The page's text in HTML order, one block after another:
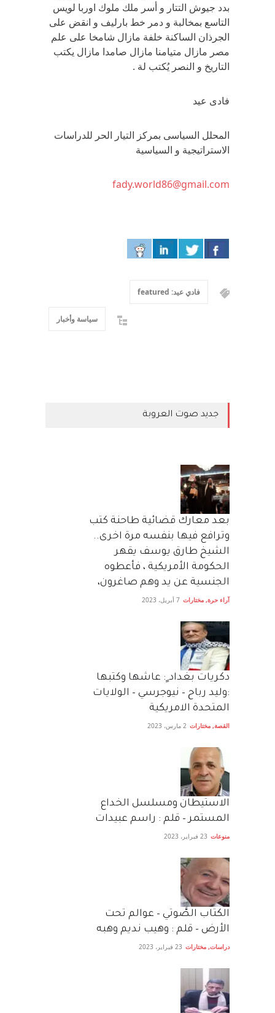
بدد جيوش التتار و أسر ملك ملوك اوربا لويس
التاسع بمخالبة و دمر خط بارليف و انقض على
الجرذان الساكنة خلفة مازال شامخا على علم
مصر مازال متيامنا مازال صامدا مازال يكتب
التاريخ و النصر يُكتب لة .
فادى عيد
المحلل السياسى بمركز التيار الحر للدراسات
الاستراتيجية و السياسية
fady.world86@gmail.com
فادي عيد: featured
سياسة وأخبار
جديد صوت العروبة
بعد معارك قضائية طاحنة كتب
وترافع فيها بنفسه مرة اخرى..
الشيخ طارق يوسف يقهر
الحكومة الأمريكية ، فأعطوه
الجنسية عن يد وهم صاغرون،
آراء حرة, مختارات 7 أبريل، 2023
دكريات بغداد ٍ: عاشها وكتبها
:وليد رباح – نيوجرسي – الولايات
المتحدة الامريكية
القصة, مختارات 2 مارس، 2023
الاستيطان ومسلسل الخداع
المستمر – قلم : راسم عبيدات
منوعات 23 فبراير، 2023
الكتاب الصَّوتي – عوالم تحت
الأرض – قلم : وهيب نديم وهبه
دراسات, مختارات 23 فبراير، 2023